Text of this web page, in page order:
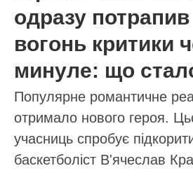
24.01.2026 17:27
ПОВ'ЯЗАНІ СТАТТІ